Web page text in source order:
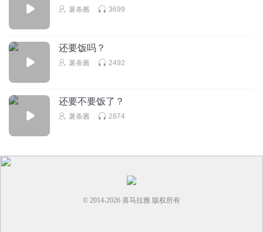
薯条酱 3699
还要饭吗？
薯条酱 2492
还要不要饭了？
薯条酱 2874
© 2014-2026 喜马拉雅 版权所有